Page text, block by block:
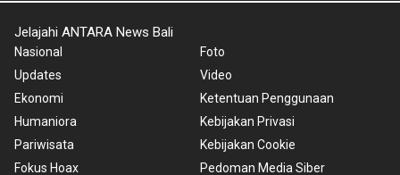
Jelajahi ANTARA News Bali
Nasional
Updates
Ekonomi
Humaniora
Pariwisata
Fokus Hoax
Foto
Video
Ketentuan Penggunaan
Kebijakan Privasi
Kebijakan Cookie
Pedoman Media Siber